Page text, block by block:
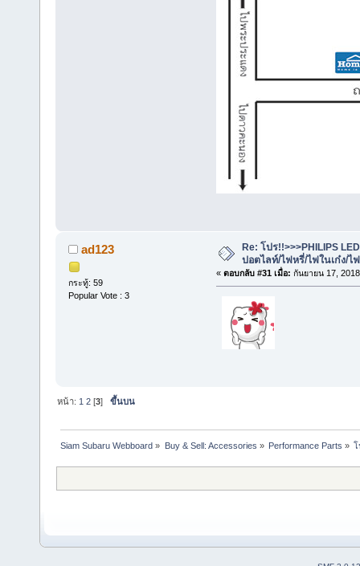
ad123
กระทู้: 59
Popular Vote : 3
Re: โปร!!>>>PHILIPS
ปอตไลท์/ไฟหรี่/ไฟในเก๋ง/ไ
« ตอบกลับ #31 เมื่อ: กันยายน 17,
หน้า: 1 2 [3]ขึ้นบน
Siam Subaru Webboard » Buy & Sell: Accessories » Performance Parts » โ